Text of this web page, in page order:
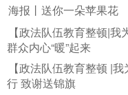
海报丨送你一朵苹果花
【政法队伍教育整顿|我
群众内心“暖”起来
【政法队伍教育整顿 |
行 致谢送锦旗